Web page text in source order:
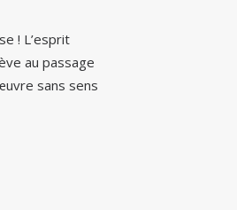
! L’esprit
au passage
sans sens